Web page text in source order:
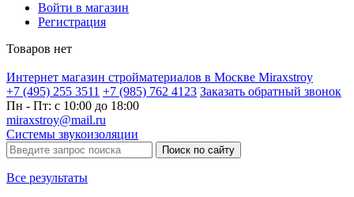
Войти в магазин
Регистрация
Товаров нет
Интернет магазин стройматериалов в Москве Miraxstroy
+7 (495) 255 3511 +7 (985) 762 4123 Заказать обратный звонок
Пн - Пт: с 10:00 до 18:00
miraxstroy@mail.ru
Системы звукоизоляции
Поиск по сайту
Все результаты